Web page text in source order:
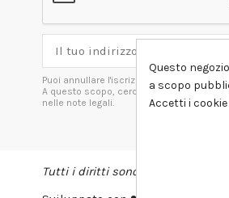
Puoi annullare l'iscrizione in ogni momenti.
A questo scopo, cerca le info di contatto
nelle note legali.
Tutti i diritti sono riservati DSHIRT
Questo
a scopo
Accetti i